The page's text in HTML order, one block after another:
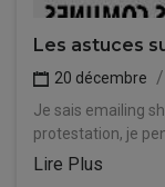
Les astuces
20 décembre
Je sais emailing
protestation, je
Lire Plus